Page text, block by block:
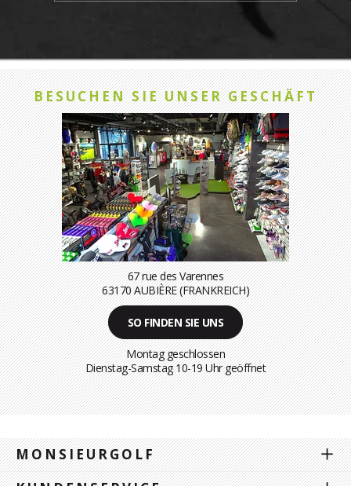
BESUCHEN SIE UNSER GESCHÄFT
67 rue des Varennes
63170 AUBIÈRE (FRANKREICH)
SO FINDEN SIE UNS
Montag geschlossen
Dienstag-Samstag 10-19 Uhr geöffnet
MONSIEURGOLF